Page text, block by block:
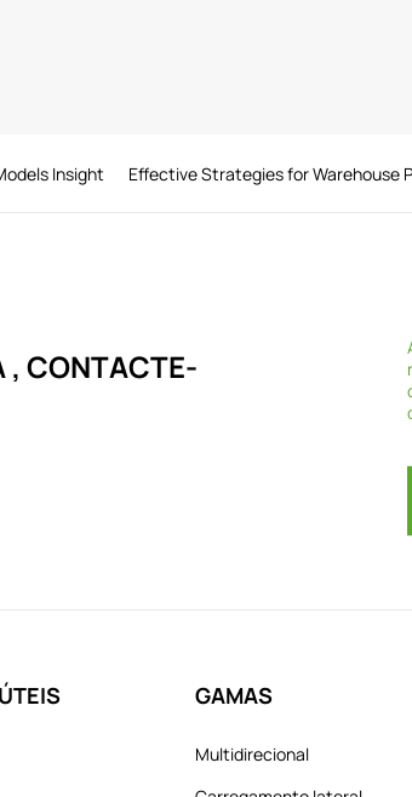
Insight Effective Strategies for Warehouse
, CONTACTE-
GAMAS
Multidirecional